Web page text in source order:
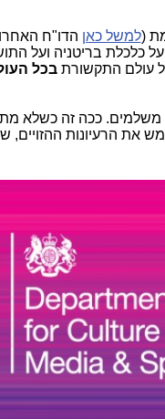
למשל כאן הדו"ח
כלכלת בריטניה ועל
עולם התקשורתבכל
משלמים. ככה זה כשלא
את הרעיונות ההזויים,